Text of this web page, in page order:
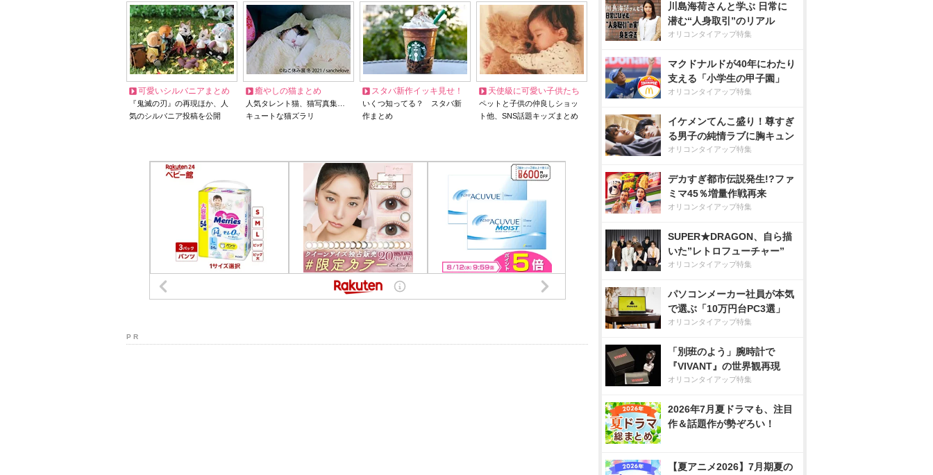
可愛いシルバニアまとめ
『鬼滅の刃』の再現ほか、人
気のシルバニア投稿を公開
癒やしの猫まとめ
人気タレント猫、猫写真集…
キュートな猫ズラリ
スタバ新作イッキ見せ！
いくつ知ってる？ スタバ新
作まとめ
天使級に可愛い子供たち
ペットと子供の仲良しショッ
ト他、SNS話題キッズまとめ
P R
川島海荷さんと学ぶ 日常に
潜む“人身取引”のリアル
オリコンタイアップ特集
マクドナルドが40年にわたり
支える「小学生の甲子園」
オリコンタイアップ特集
イケメンてんこ盛り！尊すぎ
る男子の純情ラブに胸キュン
オリコンタイアップ特集
デカすぎ都市伝説発生!?ファ
ミマ45％増量作戦再来
オリコンタイアップ特集
SUPER★DRAGON、自ら描
いた”レトロフューチャー”
オリコンタイアップ特集
パソコンメーカー社員が本気
で選ぶ「10万円台PC3選」
オリコンタイアップ特集
「別班のよう」腕時計で
『VIVANT』の世界観再現
オリコンタイアップ特集
2026年7月夏ドラマも、注目
作＆話題作が勢ぞろい！
【夏アニメ2026】7月期夏の